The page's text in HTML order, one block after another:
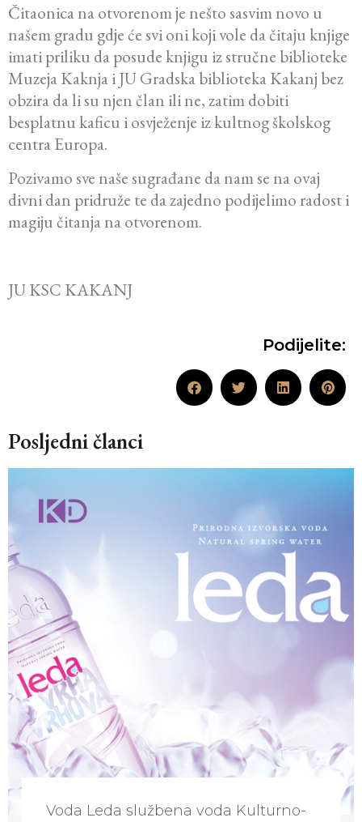
Čitaonica na otvorenom je nešto sasvim novo u
našem gradu gdje će svi oni koji vole da čitaju knjige
imati priliku da posude knjigu iz stručne biblioteke
Muzeja Kaknja i JU Gradska biblioteka Kakanj bez
obzira da li su njen član ili ne, zatim dobiti
besplatnu kaficu i osvježenje iz kultnog školskog
centra Europa.
Pozivamo sve naše sugrađane da nam se na ovaj
divni dan pridruže te da zajedno podijelimo radost i
magiju čitanja na otvorenom.
JU KSC KAKANJ
Podijelite:
Posljedni članci
Voda Leda službena voda Kulturno-